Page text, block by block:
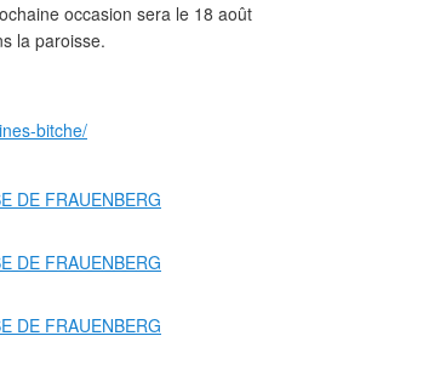
occasion sera le 18 août
la paroisse.
bitche/